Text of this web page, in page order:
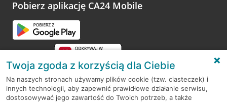
opinie.
Pobierz aplikację CA24 Mobile
RODO
Twoja zgoda z korzyścią dla Ciebie
Na naszych stronach używamy plików cookie (tzw. ciasteczek) i
innych technologii, aby zapewnić prawidłowe działanie serwisu,
dostosowywać jego zawartość do Twoich potrzeb, a także